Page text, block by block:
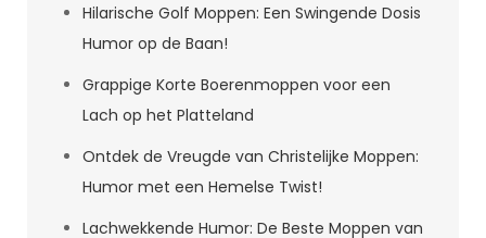
Hilarische Golf Moppen: Een Swingende Dosis
Humor op de Baan!
Grappige Korte Boerenmoppen voor een
Lach op het Platteland
Ontdek de Vreugde van Christelijke Moppen:
Humor met een Hemelse Twist!
Lachwekkende Humor: De Beste Moppen van